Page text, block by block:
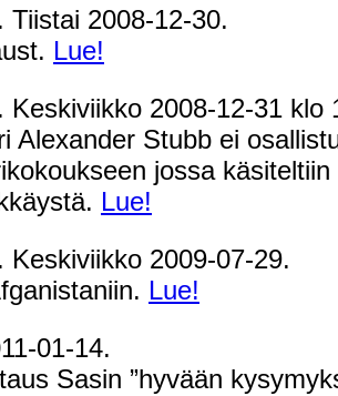
Tiistai 2008-12-30.
Lue!
Keskiviikko 2008-12-31 klo
Alexander Stubb ei
jossa
Lue!
Keskiviikko 2009-07-29.
Lue!
01-14.
Sasin ”hyvään